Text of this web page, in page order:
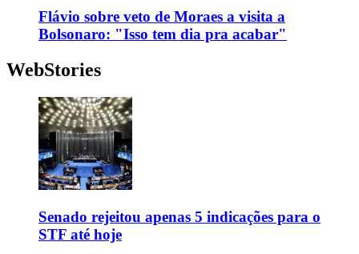
Flávio sobre veto de Moraes a visita a
Bolsonaro: "Isso tem dia pra acabar"
WebStories
Senado rejeitou apenas 5 indicações para o
STF até hoje